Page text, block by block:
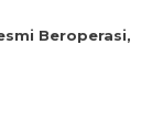
Beroperasi,